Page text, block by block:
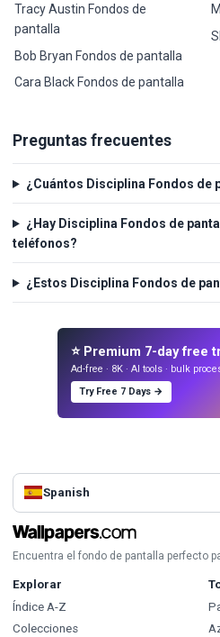
Tracy Austin Fondos de
pantalla
Bob Bryan Fondos de pantalla
Cara Black Fondos de pantalla
Preguntas frecuentes
¿Cuántos Disciplina Fondos de
¿Hay Disciplina Fondos de
teléfonos?
¿Estos Disciplina Fondos de
⭐ Premium 7-day free
Ad-free · 8K · AI tools · bulk
Try Free 7 Days →
Spanish
Encuentra el fondo de pantalla perfecto
Explorar
Índice A-Z
Colecciones